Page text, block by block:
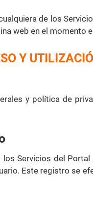
de los
web en el
Y
y política de
Servicios del
Este registro se